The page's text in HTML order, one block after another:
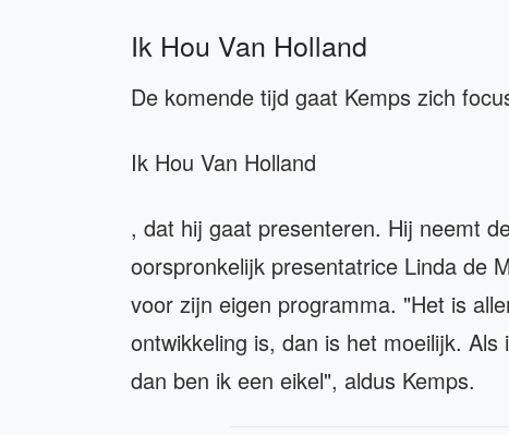
Ik Hou Van Holland
De komende tijd gaat Kemps zich
Ik Hou Van Holland
, dat hij gaat presenteren. Hij neemt
oorspronkelijk presentatrice Linda de
voor zijn eigen programma. "Het is
ontwikkeling is, dan is het moeilijk.
dan ben ik een eikel", aldus Kemps.